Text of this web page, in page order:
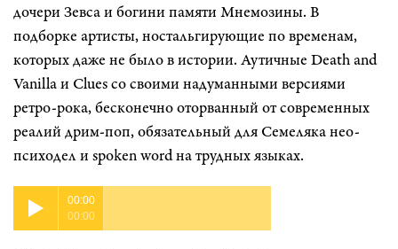
дочери Зевса и богини памяти Мнемозины. В
подборке артисты, ностальгирующие по временам,
которых даже не было в истории. Аутичные Death and
Vanilla и Clues со своими надуманными версиями
ретро-рока, бесконечно оторванный от современных
реалий дрим-поп, обязательный для Семеляка нео-
психодел и spoken word на трудных языках.
00:00
00:00